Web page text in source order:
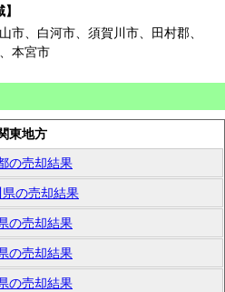
市、白河市、須賀川市、田村郡、
本宮市
東地方
の売却結果
の売却結果
の売却結果
の売却結果
の売却結果